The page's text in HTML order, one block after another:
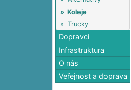
» Koleje
» Trucky
Dopravci
Infrastruktura
O nás
Veřejnost a doprava